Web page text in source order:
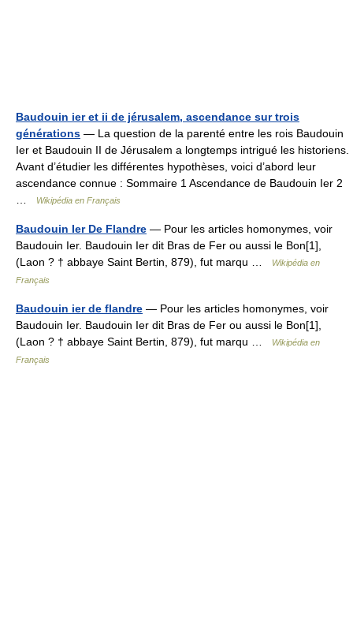
Baudouin ier et ii de jérusalem, ascendance sur trois
générations — La question de la parenté entre les rois Baudouin
Ier et Baudouin II de Jérusalem a longtemps intrigué les historiens.
Avant d’étudier les différentes hypothèses, voici d’abord leur
ascendance connue : Sommaire 1 Ascendance de Baudouin Ier 2
Wikipédia en Français
Baudouin Ier De Flandre — Pour les articles homonymes, voir
Baudouin Ier. Baudouin Ier dit Bras de Fer ou aussi le Bon[1],
(Laon ? † abbaye Saint Bertin, 879), fut marqu …
Wikipédia en
Français
Baudouin ier de flandre — Pour les articles homonymes, voir
Baudouin Ier. Baudouin Ier dit Bras de Fer ou aussi le Bon[1],
(Laon ? † abbaye Saint Bertin, 879), fut marqu …
Wikipédia en
Français